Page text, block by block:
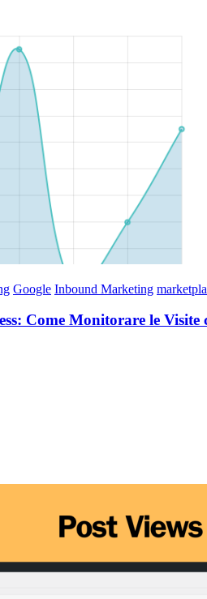
Google Inbound Marketing
Come Monitorare le